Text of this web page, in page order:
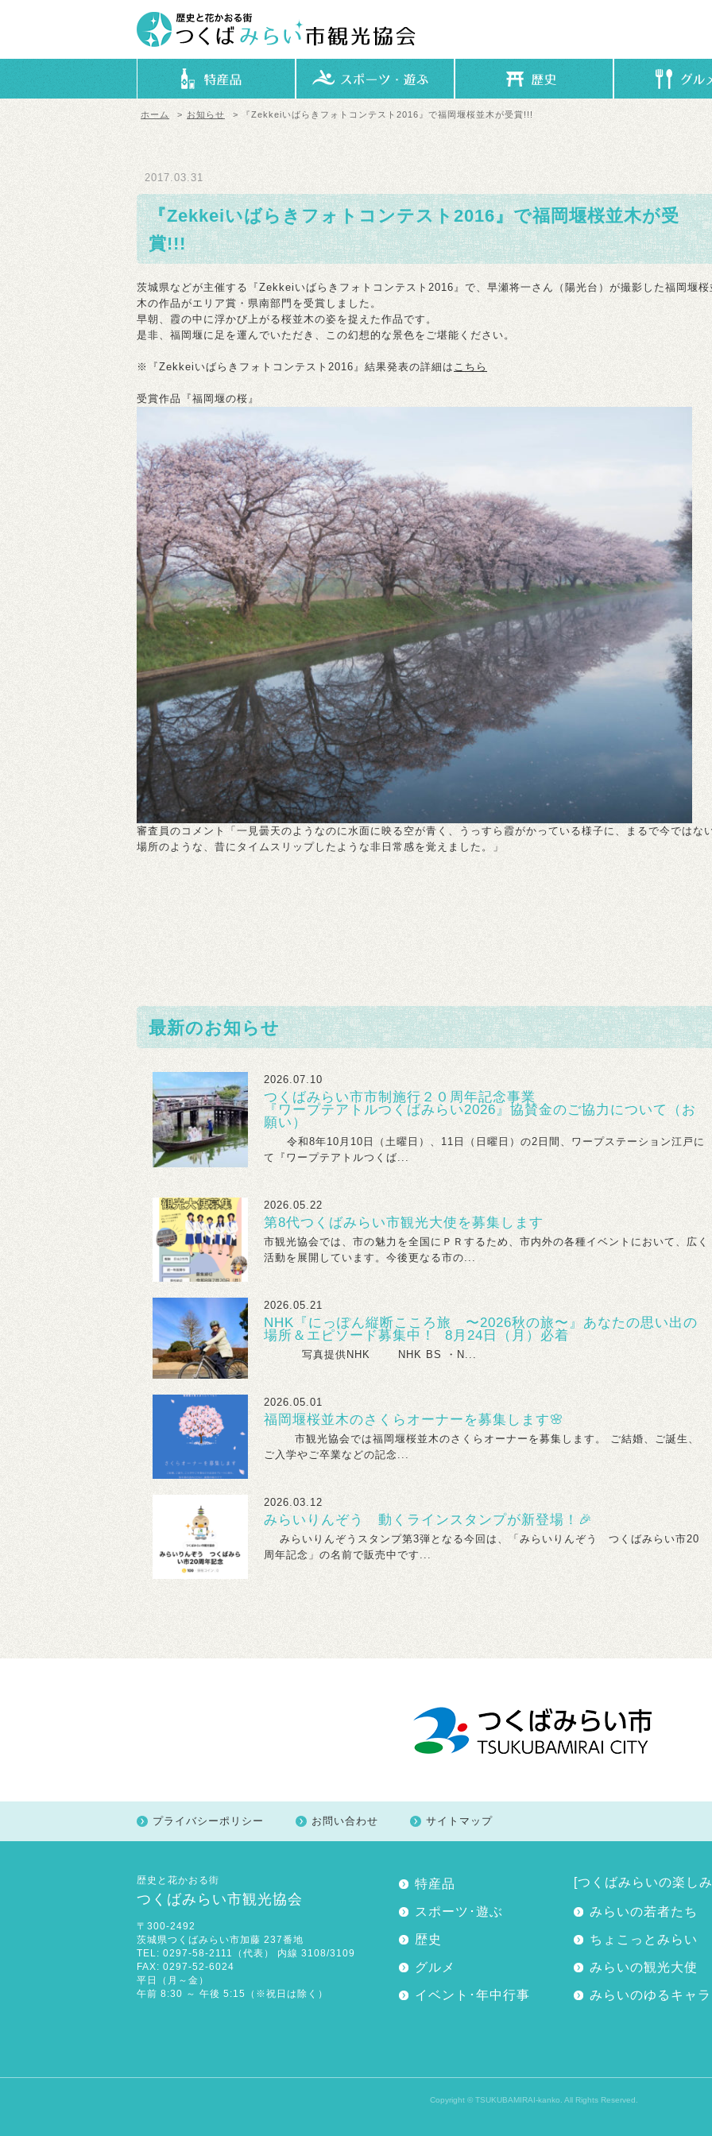
ホーム > お知らせ > 『Zekkeiいばらきフォトコンテスト2016』で福岡堰桜並木が受賞!!!
2017.03.31
『Zekkeiいばらきフォトコンテスト2016』で福岡堰桜並木が受
賞!!!
茨城県などが主催する『Zekkeiいばらきフォトコンテスト2016』で、早瀬将一さん（陽光台）が撮影した福岡堰桜
木の作品がエリア賞・県南部門を受賞しました。
早朝、霞の中に浮かび上がる桜並木の姿を捉えた作品です。
是非、福岡堰に足を運んでいただき、この幻想的な景色をご堪能ください。
※『Zekkeiいばらきフォトコンテスト2016』結果発表の詳細は こちら
受賞作品『福岡堰の桜』
審査員のコメント「一見曇天のようなのに水面に映る空が青く、うっすら霞がかっている様子に、まるで今ではな
場所のような、昔にタイムスリップしたような非日常感を覚えました。」
最新のお知らせ
2026.07.10
つくばみらい市市制施行２０周年記念事業
『ワープテアトルつくばみらい2026』協賛金のご協力について（お
願い）
令和8年10月10日（土曜日）、11日（日曜日）の2日間、ワープステーション江戸に
て『ワープテアトルつくば...
2026.05.22
第8代つくばみらい市観光大使を募集します
市観光協会では、市の魅力を全国にＰＲするため、市内外の各種イベントにおいて、広く
活動を展開しています。今後更なる市の...
2026.05.21
NHK『にっぽん縦断こころ旅 〜2026秋の旅〜』あなたの思い出の
場所＆エピソード募集中！ 8月24日（月）必着
写真提供NHK NHK BS ・N...
2026.05.01
福岡堰桜並木のさくらオーナーを募集します🌸
市観光協会では福岡堰桜並木のさくらオーナーを募集します。 ご結婚、ご誕生、
ご入学やご卒業などの記念...
2026.03.12
みらいりんぞう 動くラインスタンプが新登場！🎉
みらいりんぞうスタンプ第3弾となる今回は、「みらいりんぞう つくばみらい市20
周年記念」の名前で販売中です...
プライバシーポリシー お問い合わせ サイトマップ
歴史と花かおる街
つくばみらい市観光協会
〒300-2492
茨城県つくばみらい市加藤 237番地
TEL: 0297-58-2111（代表） 内線 3108/3109
FAX: 0297-52-6024
平日（月～金）
午前 8:30 ～ 午後 5:15（※祝日は除く）
特産品
スポーツ･遊ぶ
歴史
グルメ
イベント･年中行事
[つくばみらいの楽し
みらいの若者たち
ちょこっとみらい
みらいの観光大使
みらいのゆるキャラ
Copyright © TSUKUBAMIRAI-kanko. All Rights Reserved.